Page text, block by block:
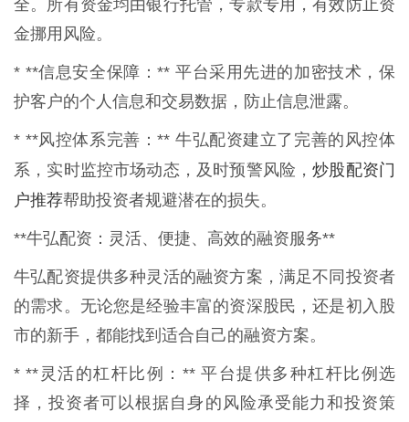
全。所有资金均由银行托管，专款专用，有效防止资
金挪用风险。
* **信息安全保障：** 平台采用先进的加密技术，保
护客户的个人信息和交易数据，防止信息泄露。
* **风控体系完善：** 牛弘配资建立了完善的风控体
系，实时监控市场动态，及时预警风险，炒股配资门
户推荐帮助投资者规避潜在的损失。
**牛弘配资：灵活、便捷、高效的融资服务**
牛弘配资提供多种灵活的融资方案，满足不同投资者
的需求。无论您是经验丰富的资深股民，还是初入股
市的新手，都能找到适合自己的融资方案。
* **灵活的杠杆比例：** 平台提供多种杠杆比例选
择，投资者可以根据自身的风险承受能力和投资策